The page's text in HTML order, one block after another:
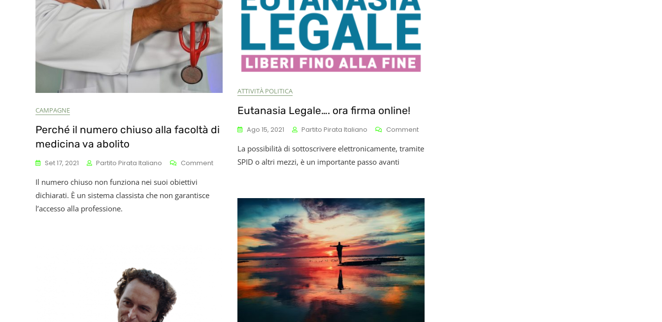
CAMPAGNE
Perché il numero chiuso alla facoltà di
medicina va abolito
Set 17, 2021 Partito Pirata Italiano CommentOn
Medicina
Il numero chiuso non funziona nei suoi obiettivi
dichiarati. È un sistema classista che non garantisce
l’accesso alla professione.
ATTIVITÀ POLITICA
Eutanasia Legale…. ora firma online!
Ago 15, 2021 Partito Pirata Italiano CommentOn
Legale….
La possibilità di sottoscrivere elettronicamente, tramite
SPID o altri mezzi, è un importante passo avanti